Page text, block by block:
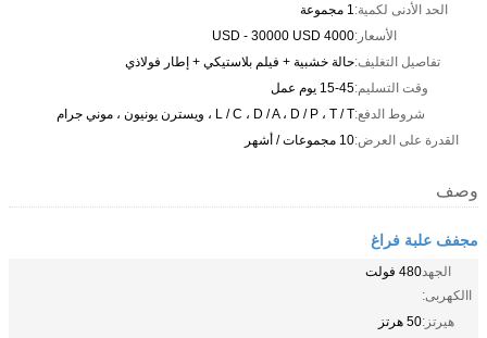
الحد الأدنى لكمية:1 مجموعة
الأسعار:4000 USD - 30000 USD
تفاصيل التغليف:حالة خشبية + فيلم بلاستيكي + إطار فولاذي
وقت التسليم:15-45 يوم عمل
شروط الدفع:L / C ، D / A ، D / P ، T / T ، ويسترن يونيون ، موني جرام
القدرة على العرض:10 مجموعات / أشهر
وصف
مجفف علبة فراغ
الجهد
االكهربى:
480 فولت
هيرتز:50 هرتز